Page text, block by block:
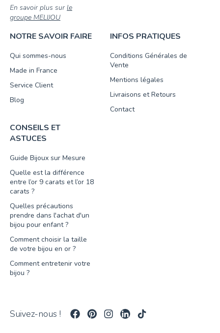
En savoir plus sur le
groupe MELIJOU
NOTRE SAVOIR FAIRE
Qui sommes-nous
Made in France
Service Client
Blog
INFOS PRATIQUES
Conditions Générales de
Vente
Mentions légales
Livraisons et Retours
Contact
CONSEILS ET
ASTUCES
Guide Bijoux sur Mesure
Quelle est la différence
entre l’or 9 carats et l’or 18
carats ?
Quelles précautions
prendre dans l'achat d'un
bijou pour enfant ?
Comment choisir la taille
de votre bijou en or ?
Comment entretenir votre
bijou ?
Suivez-nous !